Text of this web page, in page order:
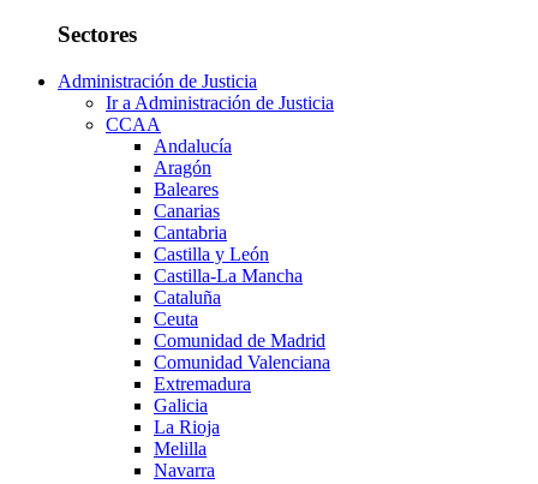
Sectores
Administración de Justicia
Ir a Administración de Justicia
CCAA
Andalucía
Aragón
Baleares
Canarias
Cantabria
Castilla y León
Castilla-La Mancha
Cataluña
Ceuta
Comunidad de Madrid
Comunidad Valenciana
Extremadura
Galicia
La Rioja
Melilla
Navarra